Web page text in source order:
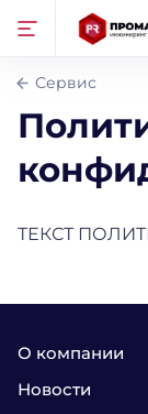
Сервис
ТЕКСТ
О компании
Новости